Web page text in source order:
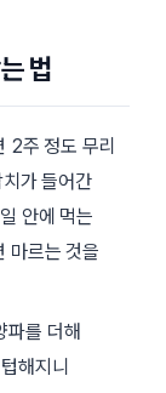
법
2주 정도 무리
가 들어간
안에 먹는
마르는 것을
파를 더해
해지니